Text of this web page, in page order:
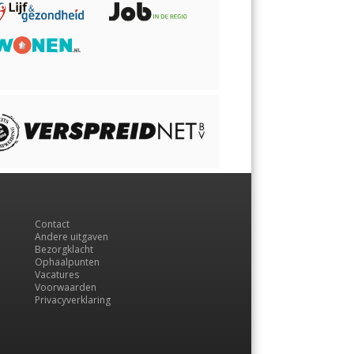
Contact
Andere uitgaven
Bezorgklacht
Ophaalpunten
Vacatures
Voorwaarden
Privacyverklaring